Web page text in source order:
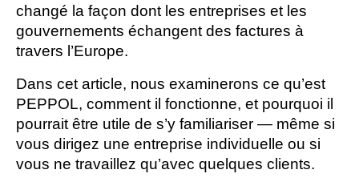
changé la façon dont les entreprises et les
gouvernements échangent des factures à
travers l’Europe.
Dans cet article, nous examinerons ce qu’est
PEPPOL, comment il fonctionne, et pourquoi il
pourrait être utile de s’y familiariser — même si
vous dirigez une entreprise individuelle ou si
vous ne travaillez qu’avec quelques clients.